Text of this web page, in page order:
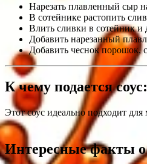
Нарезать плавленный сыр
В сотейнике растопить
Влить сливки в сотейник и
Добавить нарезанный
Добавить чеснок порошок,
К чему подается соус:
Этот соус идеально подходит
Интересные факты о